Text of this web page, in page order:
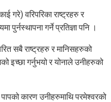
गरे) वरिपरिका राष्‍ट्रहरु र
पुर्नस्थापना गर्ने प्रतिज्ञा पनि ।
सबै राष्‍ट्रहरु र मानिसहरुको
इच्छा गर्नुभयो र योनाले उनीहरुको
कारण उनीहरुमाथि परमेश्‍वरको